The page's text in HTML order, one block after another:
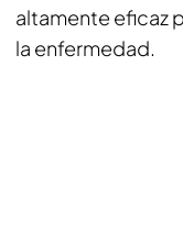
altamente eficaz
la enfermedad.